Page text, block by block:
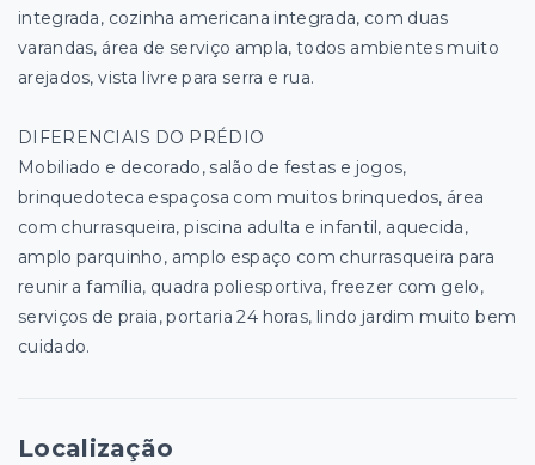
integrada, cozinha americana integrada, com duas
varandas, área de serviço ampla, todos ambientes muito
arejados, vista livre para serra e rua.
DIFERENCIAIS DO PRÉDIO
Mobiliado e decorado, salão de festas e jogos,
brinquedoteca espaçosa com muitos brinquedos, área
com churrasqueira, piscina adulta e infantil, aquecida,
amplo parquinho, amplo espaço com churrasqueira para
reunir a família, quadra poliesportiva, freezer com gelo,
serviços de praia, portaria 24 horas, lindo jardim muito bem
cuidado.
Localização